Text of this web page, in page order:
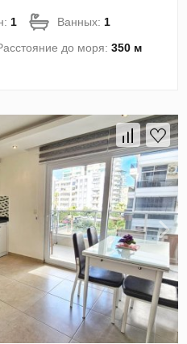
1 Ванных: 1
до моря:350 м